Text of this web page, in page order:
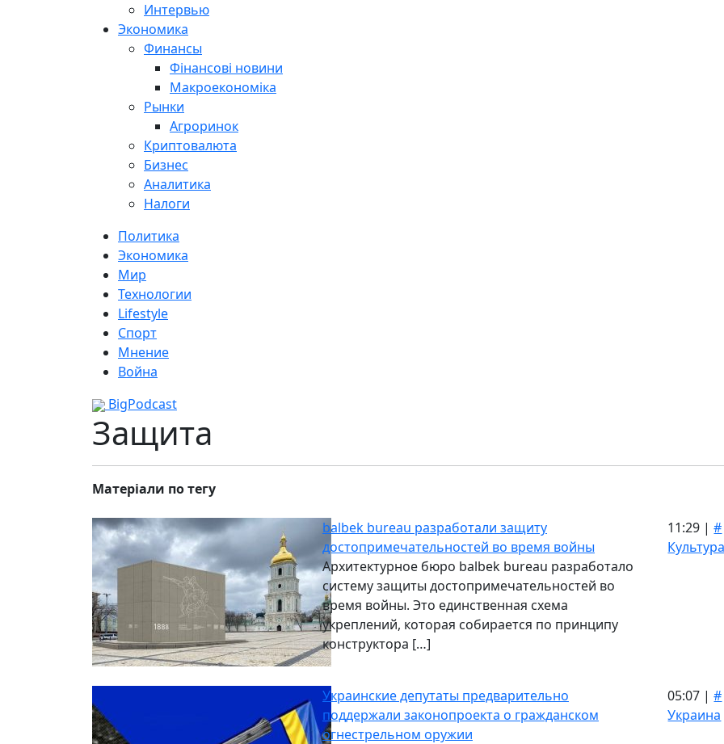
Интервью
Экономика
Финансы
Фінансові новини
Макроекономіка
Рынки
Агроринок
Криптовалюта
Бизнес
Аналитика
Налоги
Политика
Экономика
Мир
Технологии
Lifestyle
Спорт
Мнение
Война
BigPodcast
Защита
Матеріали по тегу
balbek bureau разработали защиту
достопримечательностей во время войны
Архитектурное бюро balbek bureau разработало
систему защиты достопримечательностей во
время войны. Это единственная схема
укреплений, которая собирается по принципу
конструктора […]
11:29 |#
Культура
Украинские депутаты предварительно
поддержали законопроекта о гражданском
огнестрельном оружии
05:07 |#
Украина